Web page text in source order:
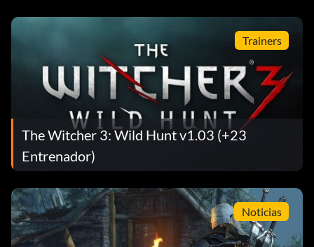
Trainers
The Witcher 3: Wild Hunt v1.03 (+23
Entrenador)
Noticias